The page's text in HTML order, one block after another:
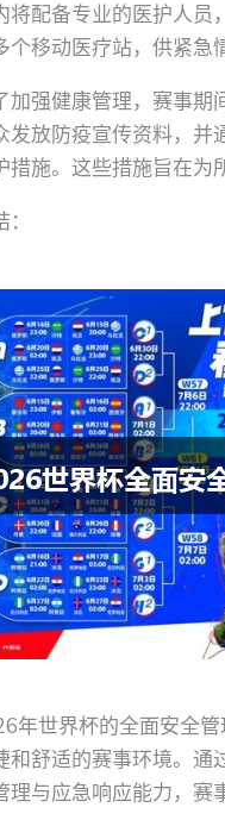
将配备专业的医护人员
个移动医疗站，供紧急
加强健康管理，赛事期
发放防疫宣传资料，并
措施。这些措施旨在为
年世界杯的全面安全
和舒适的赛事环境。通
理与应急响应能力，赛